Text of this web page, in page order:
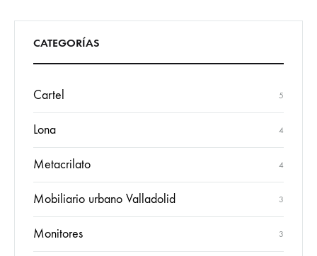
CATEGORÍAS
Cartel 5
Lona 4
Metacrilato 4
Mobiliario urbano Valladolid 3
Monitores 3